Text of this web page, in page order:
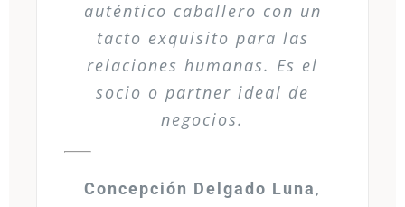
auténtico caballero con un
tacto exquisito para las
relaciones humanas. Es el
socio o partner ideal de
negocios.
Concepción Delgado Luna,